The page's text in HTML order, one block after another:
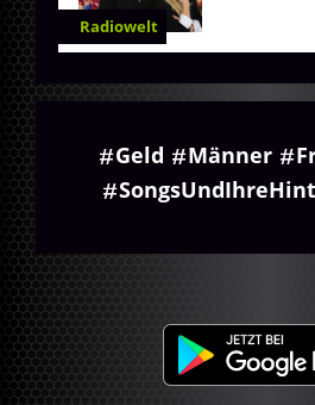
Radiowelt
Geld Männer